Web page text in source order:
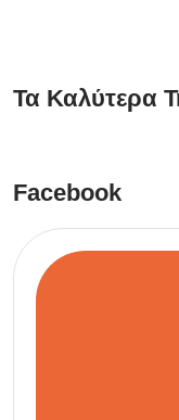
Τα Καλύτερα
Facebook